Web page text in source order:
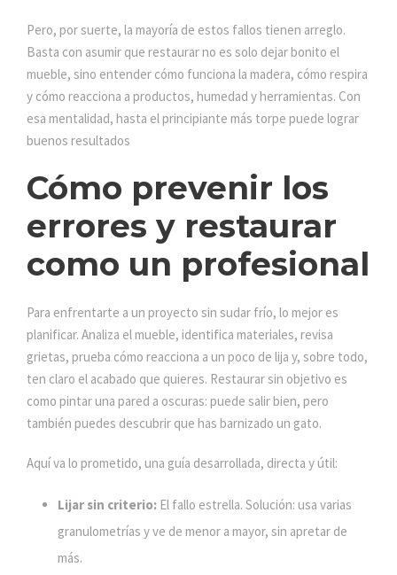
Pero, por suerte, la mayoría de estos fallos tienen arreglo.
Basta con asumir que restaurar no es solo dejar bonito el
mueble, sino entender cómo funciona la madera, cómo respira
y cómo reacciona a productos, humedad y herramientas. Con
esa mentalidad, hasta el principiante más torpe puede lograr
buenos resultados
Cómo prevenir los
errores y restaurar
como un profesional
Para enfrentarte a un proyecto sin sudar frío, lo mejor es
planificar. Analiza el mueble, identifica materiales, revisa
grietas, prueba cómo reacciona a un poco de lija y, sobre todo,
ten claro el acabado que quieres. Restaurar sin objetivo es
como pintar una pared a oscuras: puede salir bien, pero
también puedes descubrir que has barnizado un gato.
Aquí va lo prometido, una guía desarrollada, directa y útil:
Lijar sin criterio: El fallo estrella. Solución: usa varias
granulometrías y ve de menor a mayor, sin apretar de
más.